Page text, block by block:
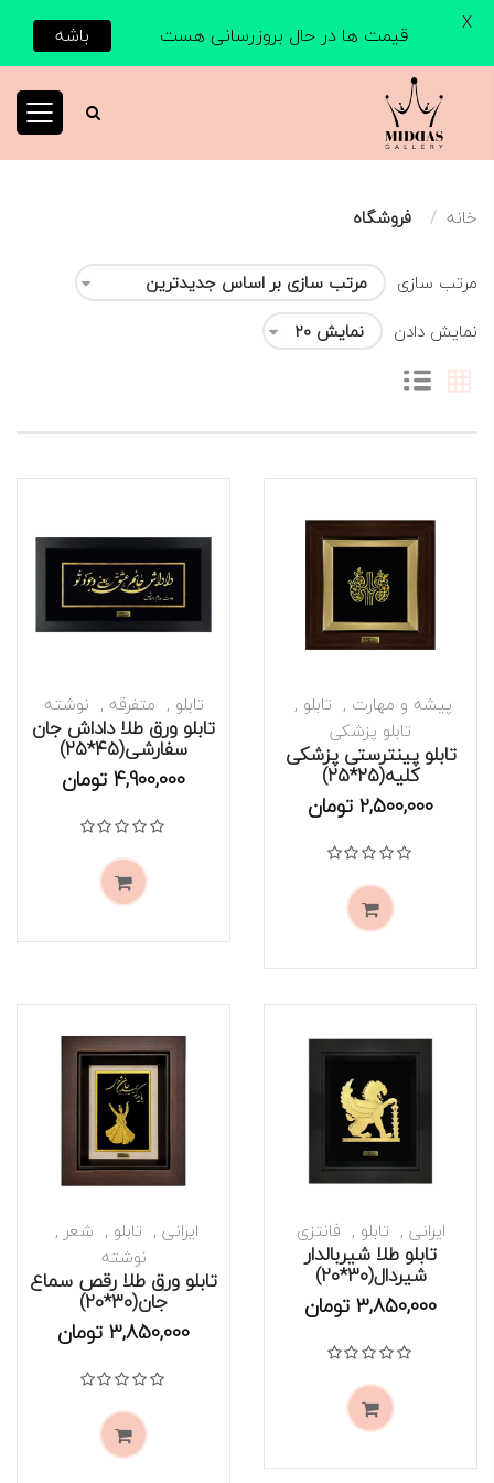
خانه فروشگاه
مرتب سازی
نمایش دادن
موجود است
پیشه و مهارت
تابلو
تابلو پزشکی
تابلو پینترستی پزشکی
کلیه(۲۵*۲۵)
2,500,000تومان
نمره0از 5
موجود است
تابلو متفرقه نوشته
تابلو ورق طلا داداش جان
سفارشی(۴۵*۲۵)
4,900,000تومان
نمره0از 5
موجود است
ایرانی تابلو فانتزی
تابلو طلا شیربالدار
شیردال(۳۰*۲۰)
3,850,000تومان
نمره0از 5
موجود است
ایرانی تابلو
شعر
نوشته
تابلو ورق طلا رقص سماع
جان(۳۰*۲۰)
3,850,000تومان
نمره0از 5
قیمت ها در حال بروزرسانی هست باشه X